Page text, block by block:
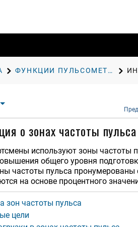
ФУНКЦИИ ПУЛЬСОМЕТРА
о зонах частоты пульса
используют зоны частоты
общего уровня
частоты пульса
на основе процентного
зон частоты пульса
цели